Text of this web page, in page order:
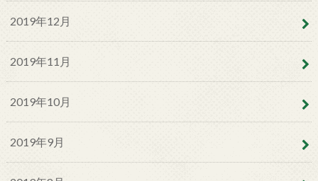
2019年12月
2019年11月
2019年10月
2019年9月